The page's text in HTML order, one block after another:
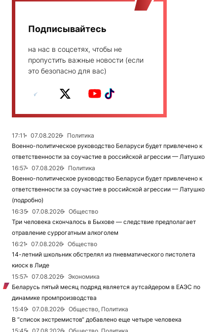
Подписывайтесь
на нас в соцсетях, чтобы не
пропустить важные новости (если
это безопасно для вас)
17:11 07.08.2026
Политика
Военно-политическое руководство Беларуси будет привлечено к
ответственности за соучастие в российской агрессии — Латушко
16:57
07.08.2026
Политика
Военно-политическое руководство Беларуси будет привлечено к
ответственности за соучастие в российской агрессии — Латушко
(подробно)
16:35
07.08.2026
Общество
Три человека скончалось в Быхове — следствие предполагает
отравление суррогатным алкоголем
16:21
07.08.2026
Общество
14-летний школьник обстрелял из пневматического пистолета
киоск в Лиде
15:57
07.08.2026
Экономика
Беларусь пятый месяц подряд является аутсайдером в ЕАЭС по
динамике промпроизводства
15:49
07.08.2026
Общество, Политика
В “список экстремистов“ добавлено еще четыре человека